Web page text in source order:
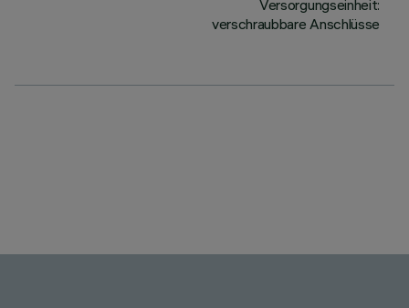
Versorgungseinheit:
verschraubbare Anschlüsse